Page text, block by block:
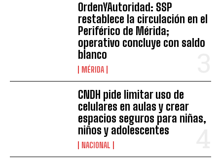
OrdenYAutoridad: SSP
restablece la circulación en el
Periférico de Mérida;
operativo concluye con saldo
blanco
MÉRIDA
CNDH pide limitar uso de
celulares en aulas y crear
espacios seguros para niñas,
niños y adolescentes
NACIONAL